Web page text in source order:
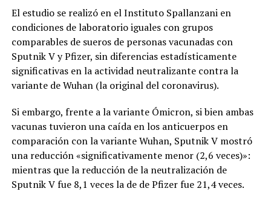
El estudio se realizó en el Instituto Spallanzani en
condiciones de laboratorio iguales con grupos
comparables de sueros de personas vacunadas con
Sputnik V y Pfizer, sin diferencias estadísticamente
significativas en la actividad neutralizante contra la
variante de Wuhan (la original del coronavirus).
Si embargo, frente a la variante Ómicron, si bien ambas
vacunas tuvieron una caída en los anticuerpos en
comparación con la variante Wuhan, Sputnik V mostró
una reducción «significativamente menor (2,6 veces)»:
mientras que la reducción de la neutralización de
Sputnik V fue 8,1 veces la de de Pfizer fue 21,4 veces.